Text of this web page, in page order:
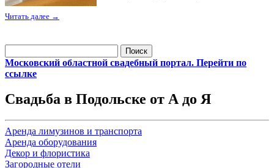
Читать далее →
Московский областной свадебный портал. Перейти по
ссылке
Свадьба в Подольске от А до Я
Аренда лимузинов и транспорта
Аренда оборудования
Декор и флористика
Загородные отели